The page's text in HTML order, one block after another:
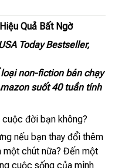
Quả Bất Ngờ
Today Bestseller,
non-fiction bán chạy
suốt 40 tuần tính
đời bạn không?
nếu bạn thay đổi thêm
một chút nữa? Đến một
cuộc sống của mình